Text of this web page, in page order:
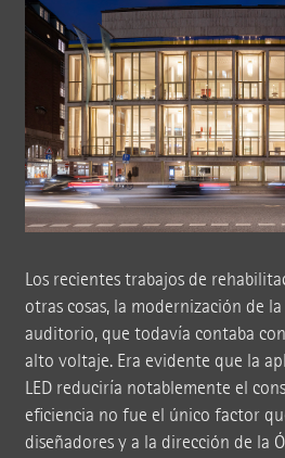
Los recientes trabajos de
otras cosas, la modernización de
auditorio, que todavía contaba
alto voltaje. Era evidente que la
LED reduciría notablemente el
eficiencia no fue el único factor
diseñadores y a la dirección de la